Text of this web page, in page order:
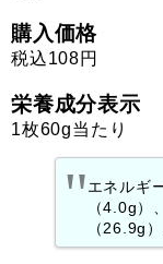
購入価格
税込108円
栄養成分表示
1枚60g当たり
エネルギ
（4.0g）
（26.9g